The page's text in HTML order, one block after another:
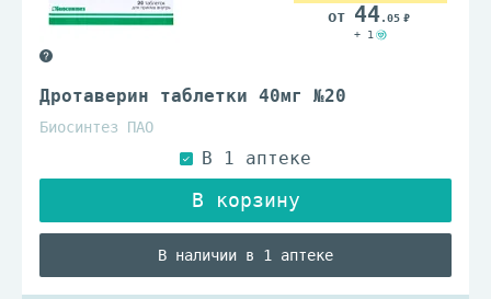
Дротаверин таблетки 40мг №20
Биосинтез ПАО
В наличии в 1 аптеке
44.05
+ 1